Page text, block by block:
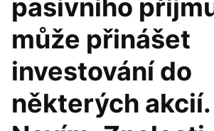
pasivního
může přinášet
investování do
některých